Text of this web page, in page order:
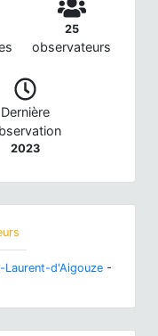
25
observateurs
Dernière
2023
Laurent-d'Aigouze -